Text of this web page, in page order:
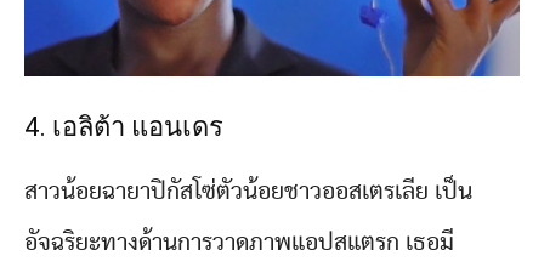
4. เอลิต้า แอนเดร
สาวน้อยฉายาปิกัสโซ่ตัวน้อยชาวออสเตรเลีย เป็น
อัจฉริยะทางด้านการวาดภาพแอปสแตรก เธอมี